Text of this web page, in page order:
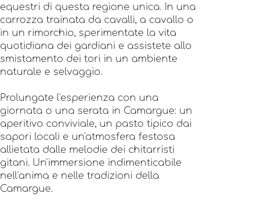
equestri di questa regione unica. In una
carrozza trainata da cavalli, a cavallo o
in un rimorchio, sperimentate la vita
quotidiana dei gardiani e assistete allo
smistamento dei tori in un ambiente
naturale e selvaggio.
Prolungate l'esperienza con una
giornata o una serata in Camargue: un
aperitivo conviviale, un pasto tipico dai
sapori locali e un'atmosfera festosa
allietata dalle melodie dei chitarristi
gitani. Un'immersione indimenticabile
nell'anima e nelle tradizioni della
Camargue.